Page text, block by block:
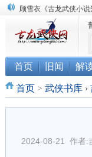
顾雪衣《古龙武侠小
“武侠书库”查缺补漏
《古龙小说原貌探究》
首页 旧闻 解
首页> 武侠书库 ›
2024-08-21 作者: